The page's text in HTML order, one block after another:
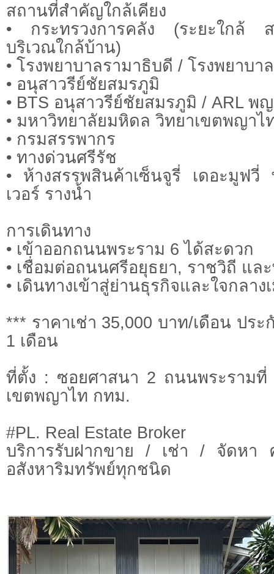
สถานที่สำคัญใกล้เคียง
• กระทรวงการคลัง (ระยะใกล้ ส
บริเวณใกล้บ้าน)
• โรงพยาบาลรามาธิบดี / โรงพยาบา
• อนุสาวรีย์ชัยสมรภูมิ
• BTS อนุสาวรีย์ชัยสมรภูมิ / ARL พ
• มหาวิทยาลัยมหิดล วิทยาเขตพญาไ
• กรมสรรพากร
• ทางด่วนศรีรัช
• ห้างสรรพสินค้าเซ็นจูรี่ เดอะมูฟวี่
เวอร์ รางน้ำ
การเดินทาง
• เข้าออกถนนพระราม 6 ได้สะดวก
• เชื่อมต่อถนนศรีอยุธยา, ราชวิถี แล
• เดินทางเข้าสู่ย่านธุรกิจและใจกลาง
*** ราคาเช่า 35,000 บาท/เดือน ปร
1 เดือน
ที่ตั้ง : ซอยศาสนา 2 ถนนพระรามที่
เขตพญาไท กทม.
#PL. Real Estate Broker
บริการรับฝากขาย / เช่า / จัดห
อสังหาริมทรัพย์ทุกชนิด